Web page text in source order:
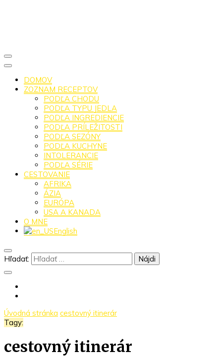
DOMOV
ZOZNAM RECEPTOV
PODĽA CHODU
PODĽA TYPU JEDLA
PODĽA INGREDIENCIE
PODĽA PRÍLEŽITOSTI
PODĽA SEZÓNY
PODĽA KUCHYNE
INTOLERANCIE
PODĽA SÉRIE
CESTOVANIE
AFRIKA
ÁZIA
EURÓPA
USA A KANADA
O MNE
English
Hľadať:
Úvodná stránka cestovný itinerár
Tagy:
cestovný itinerár